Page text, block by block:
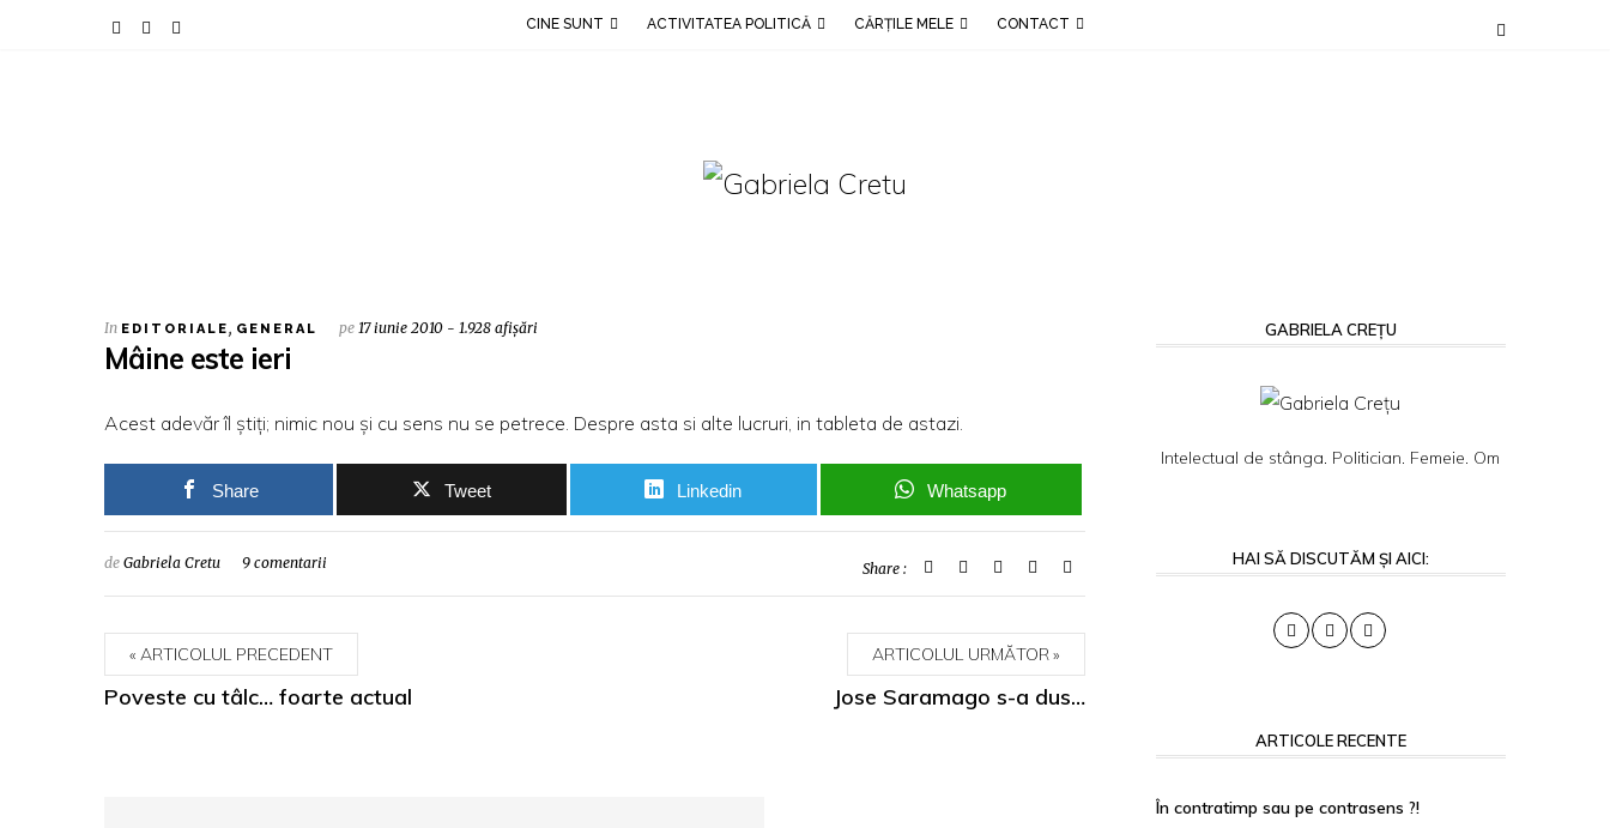
CINE SUNT ACTIVITATEA POLITICĂ CĂRȚILE MELE CONTACT
In EDITORIALE , GENERAL pe 17 iunie 2010 - 1.928 afișări
Mâine este ieri
Acest adevăr îl ştiţi; nimic nou şi cu sens nu se petrece. Despre asta si alte lucruri, in tableta de astazi
Share Tweet Linkedin Whatsapp
de Gabriela Cretu 9 comentarii Share :
ARTICOLUL PRECEDENT
Poveste cu tâlc… foarte actual
ARTICOLUL URMĂTOR
Jose Saramago s-a dus…
GABRIELA CREȚU
Intelectual de stânga. Politician. Femeie. Om
HAI SĂ DISCUTĂM ȘI AICI:
ARTICOLE RECENTE
În contratimp sau pe contrasens ?!